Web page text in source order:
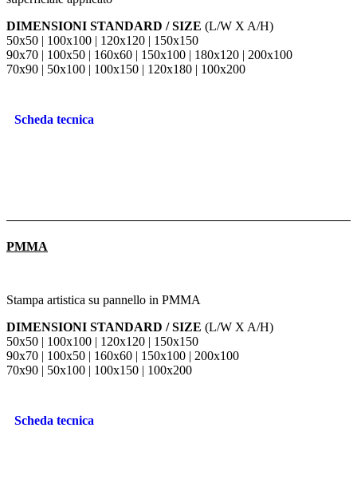
DIMENSIONI STANDARD / SIZE (L/W X A/H)
50x50 | 100x100 | 120x120 | 150x150
90x70 | 100x50 | 160x60 | 150x100 | 180x120 | 200x100
70x90 | 50x100 | 100x150 | 120x180 | 100x200
Scheda tecnica
PMMA
Stampa artistica su pannello in PMMA
DIMENSIONI STANDARD / SIZE (L/W X A/H)
50x50 | 100x100 | 120x120 | 150x150
90x70 | 100x50 | 160x60 | 150x100 | 200x100
70x90 | 50x100 | 100x150 | 100x200
Scheda tecnica